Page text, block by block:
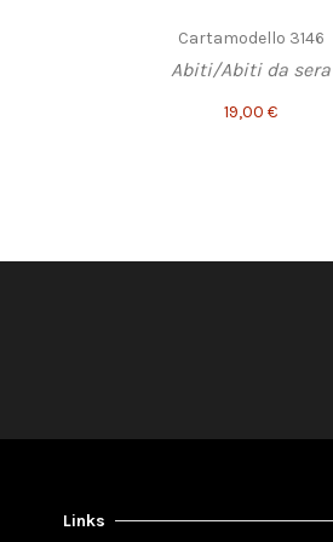
Cartamodello 3146
Abiti/Abiti da sera
19,00 €
Links